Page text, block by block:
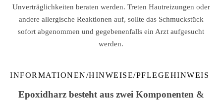
Unverträglichkeiten beraten werden. Treten Hautreizungen oder
andere allergische Reaktionen auf, sollte das Schmuckstück
sofort abgenommen und gegebenenfalls ein Arzt aufgesucht
werden.
INFORMATIONEN/HINWEISE/PFLEGEHINWEIS
Epoxidharz besteht aus zwei Komponenten &